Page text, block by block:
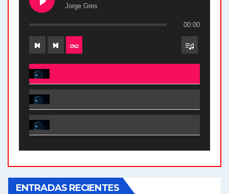
Jorge Gres
00:00
El Bucle News en Radio Gráfica. Bloque 2 . 28.04.24 - Jorge Gres
El Bucle News en Radio Gráfica. Bloque 1 . 28.04.24 - Jorge Gres
El Bucle News en Radio Gráfica. Bloque 2 . 21.04.24 - Jorge Gres
ENTRADAS RECIENTES